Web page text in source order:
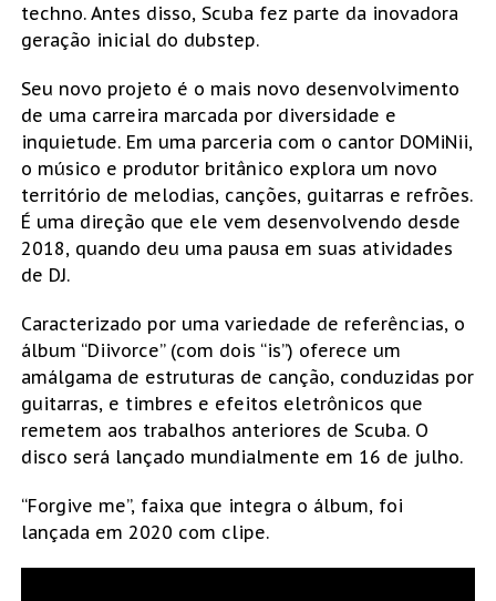
techno. Antes disso, Scuba fez parte da inovadora
geração inicial do dubstep.
Seu novo projeto é o mais novo desenvolvimento
de uma carreira marcada por diversidade e
inquietude. Em uma parceria com o cantor DOMiNii,
o músico e produtor britânico explora um novo
território de melodias, canções, guitarras e refrões.
É uma direção que ele vem desenvolvendo desde
2018, quando deu uma pausa em suas atividades
de DJ.
Caracterizado por uma variedade de referências, o
álbum “Diivorce” (com dois “is”) oferece um
amálgama de estruturas de canção, conduzidas por
guitarras, e timbres e efeitos eletrônicos que
remetem aos trabalhos anteriores de Scuba. O
disco será lançado mundialmente em 16 de julho.
“Forgive me”, faixa que integra o álbum, foi
lançada em 2020 com clipe.